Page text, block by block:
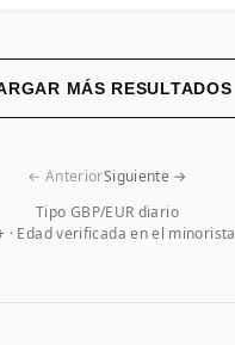
MÁS RESULTADOS
Tipo GBP/EUR diario
· Edad verificada en el minorista
← AnteriorSiguiente →